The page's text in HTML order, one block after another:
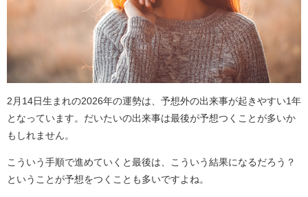
2月14日生まれの2026年の運勢は、予想外の出来事が起きやすい1年
となっています。だいたいの出来事は最後が予想つくことが多いか
もしれません。
こういう手順で進めていくと最後は、こういう結果になるだろう？
ということが予想をつくことも多いですよね。